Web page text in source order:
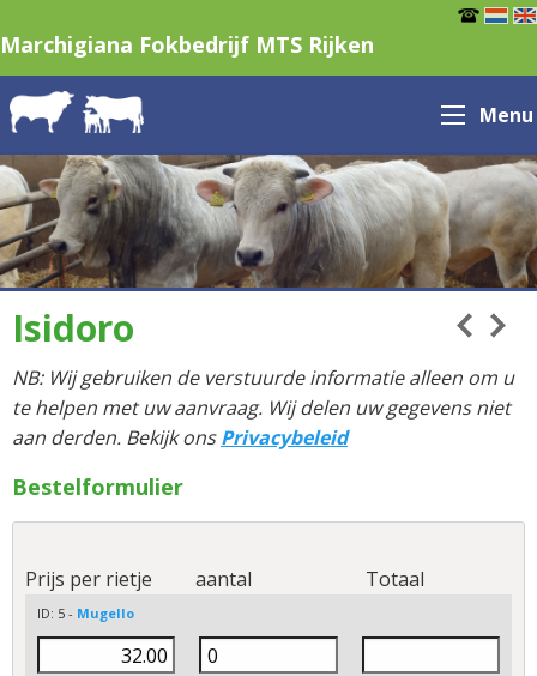
Marchigiana Fokbedrijf MTS Rijken
Menu
Isidoro
NB: Wij gebruiken de verstuurde informatie alleen om u
te helpen met uw aanvraag. Wij delen uw gegevens niet
aan derden. Bekijk onsPrivacybeleid
Bestelformulier
Prijs per rietje aantal Totaal
ID: 5 - Mugello